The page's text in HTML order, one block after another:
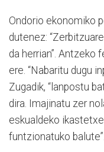
Ondorio ekonomiko
dutenez:
da herrian”. Antzeko
ere. “Nabaritu dugu
Zugadik, “lanpostu
dira. Imajinatu zer
eskualdeko
funtzionatuko balute”.